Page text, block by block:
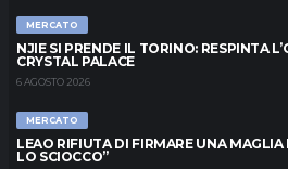
MERCATO
NJIE SI PRENDE IL TORINO: RESPINTA
CRYSTAL PALACE
6 AGOSTO 2026
MERCATO
LEAO RIFIUTA DI FIRMARE UNA MAGLIA
LO SCIOCCO”